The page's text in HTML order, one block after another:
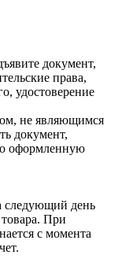
документ,
права,
удостоверение
не являющимся
документ,
оформленную
следующий день
При
с момента